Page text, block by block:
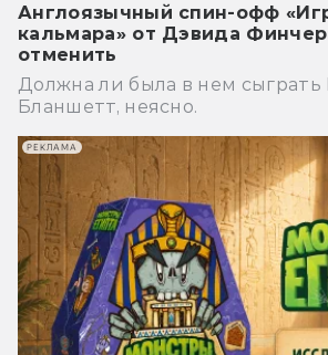
Англоязычный спин-офф
кальмара» от Дэвида
отменить
Должна ли была в нем сыграть
Бланшетт, неясно.
РЕКЛАМА